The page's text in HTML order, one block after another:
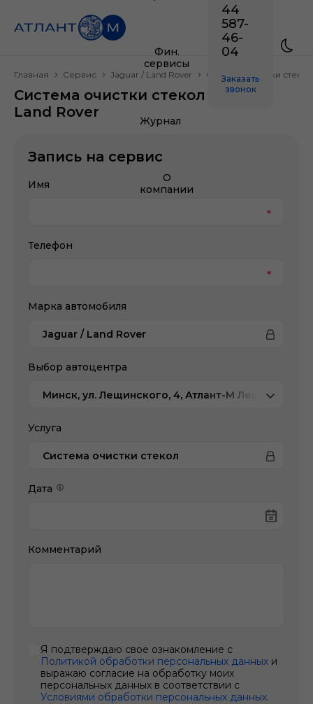
Фин.
сервисы
Журнал
О
компании
44
587-
46-
04
Заказать
звонок
Главная Сервис Jaguar / Land Rover Система очистки стекол
Система очистки стекол Jaguar /
Land Rover
Запись на сервис
Имя
Телефон
Марка автомобиля
Jaguar / Land Rover
Выбор автоцентра
Минск, ул. Лещинского, 4, Атлант-М Лещинского
Услуга
Система очистки стекол
Дата
Комментарий
Я подтверждаю свое ознакомление с
Политикой обработки персональных данных и
выражаю согласие на обработку моих
персональных данных в соответствии с
Условиями обработки персональных данных.